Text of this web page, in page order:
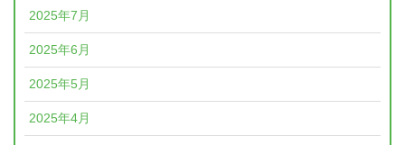
2025年7月
2025年6月
2025年5月
2025年4月